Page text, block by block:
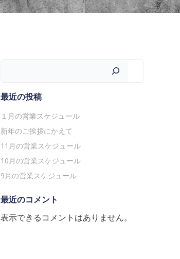
最近の投稿
１月の営業スケジュール
新年のご挨拶にかえて
11月の営業スケジュール
10月の営業スケジュール
9月の営業スケジュール
最近のコメント
表示できるコメントはありません。